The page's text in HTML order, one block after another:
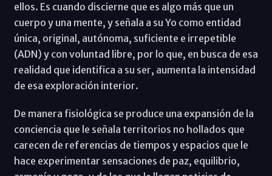
ellos. Es cuando discierne que es algo más que un
cuerpo y una mente, y señala a su Yo como entidad
única, original, autónoma, suficiente e irrepetible
(ADN) y con voluntad libre, por lo que, en busca de esa
realidad que identifica a su ser, aumenta la intensidad
de esa exploración interior.
De manera fisiológica se produce una expansión de la
conciencia que le señala territorios no hollados que
carecen de referencias de tiempos y espacios que le
hace experimentar sensaciones de paz, equilibrio,